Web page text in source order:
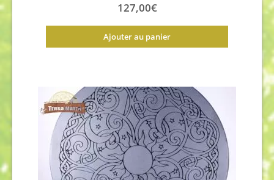
127,00€
Ajouter au panier